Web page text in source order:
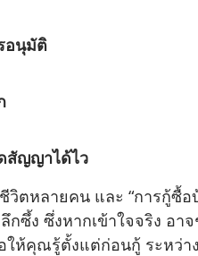
อนุมัติ
สัญญาได้ไว
ลายคน และ “การกู้ซื้อ
ซึ้ง ซึ่งหากเข้าใจจริง อ
ห้คุณรู้ตั้งแต่ก่อนกู้ ระหว่